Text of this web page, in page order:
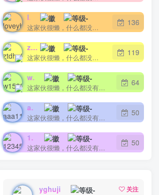
loveyhkq
这家伙很懒，什么都没有写...
136
ztdha520
这家伙很懒，什么都没有写...
119
w1592023
这家伙很懒，什么都没有写...
64
aaa111
这家伙很懒，什么都没有写...
50
12345678清
这家伙很懒，什么都没有写...
50
yghuji
关注